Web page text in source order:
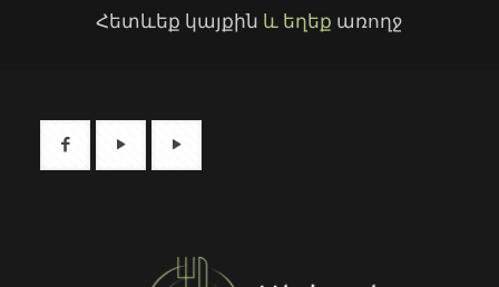
Հետևեք կայքին և եղեք առողջ